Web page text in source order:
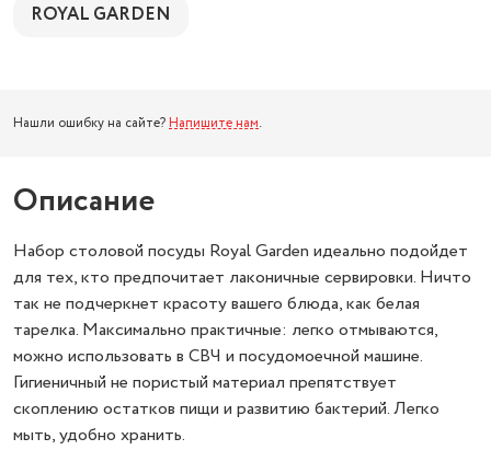
ROYAL GARDEN
Нашли ошибку на сайте? Напишите нам.
Описание
Набор столовой посуды Royal Garden идеально подойдет
для тех, кто предпочитает лаконичные сервировки. Ничто
так не подчеркнет красоту вашего блюда, как белая
тарелка. Максимально практичные: легко отмываются,
можно использовать в СВЧ и посудомоечной машине.
Гигиеничный не пористый материал препятствует
скоплению остатков пищи и развитию бактерий. Легко
мыть, удобно хранить.